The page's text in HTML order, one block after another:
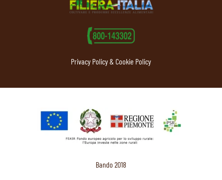
Privacy Policy & Cookie Policy
Bando 2018